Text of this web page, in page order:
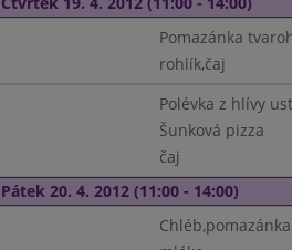
Pomazánka
rohlík,čaj
Polévka z hlívy
Šunková pizza
čaj
Pátek 20. 4. 2012 (11:00 - 14:00)